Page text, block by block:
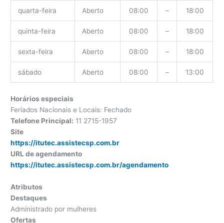
quarta-feira Aberto 08:00 – 18:00
quinta-feira Aberto 08:00 – 18:00
sexta-feira Aberto 08:00 – 18:00
sábado Aberto 08:00 – 13:00
Horários especiais
Feriados Nacionais e Locais: Fechado
Telefone Principal: 11 2715-1957
Site
https://itutec.assistecsp.com.br
URL de agendamento
https://itutec.assistecsp.com.br/agendamento
Atributos
Destaques
Administrado por mulheres
Ofertas